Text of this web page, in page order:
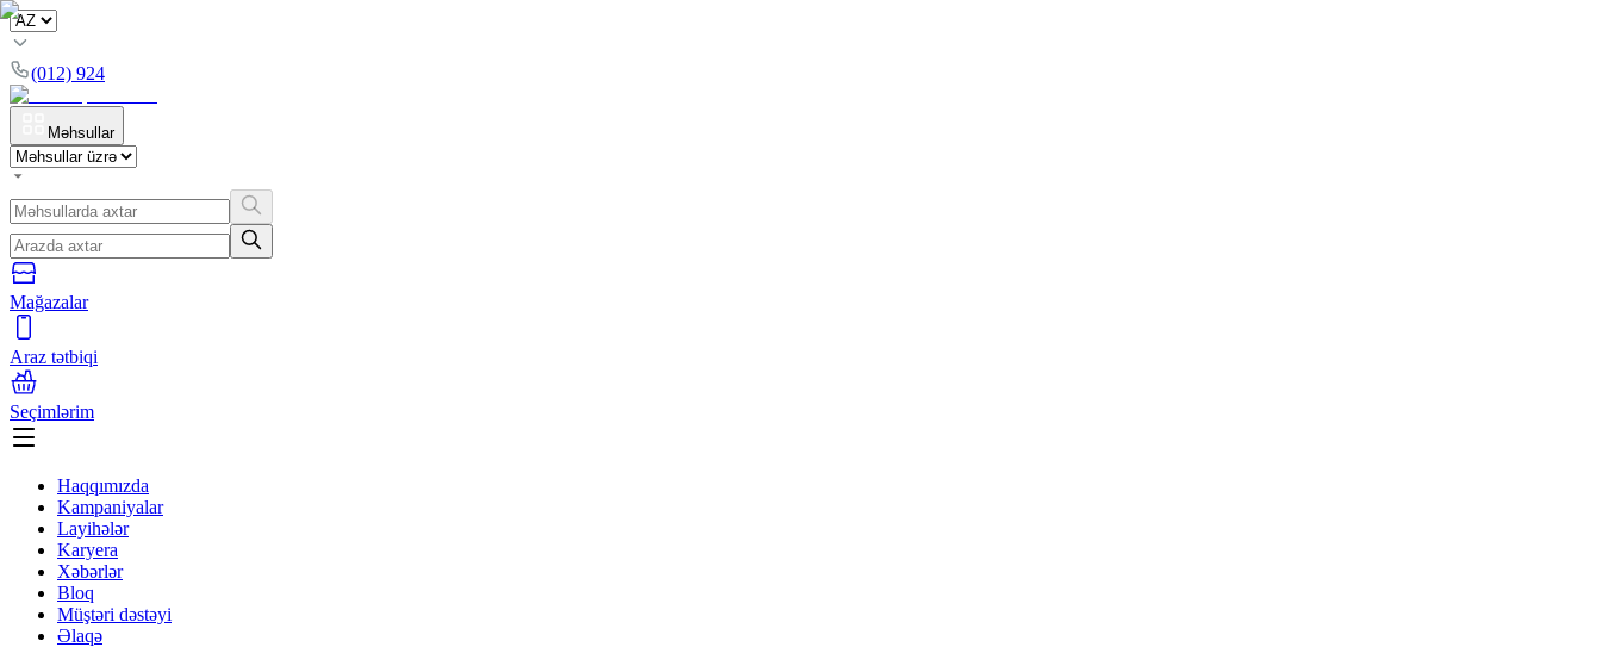
(012) 924
Məhsullar
Mağazalar
Araz tətbiqi
Seçimlərim
Haqqımızda
Kampaniyalar
Layihələr
Karyera
Xəbərlər
Bloq
Müştəri dəstəyi
Əlaqə